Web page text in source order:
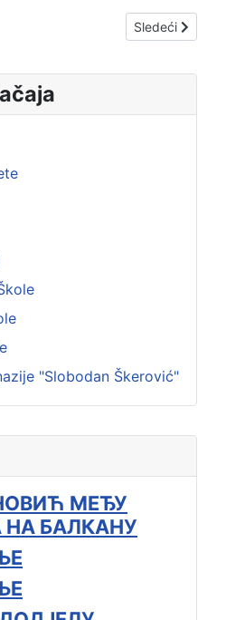
МЕЂУ
БАЛКАНУ
Sledeći
Sledeći
"Slobodan Škerović"